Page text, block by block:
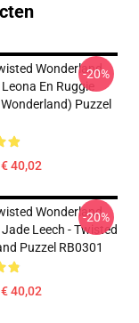
Wonderland
En Ruggie
Puzzel
40,02
-20%
Wonderland
Jade Leech - Twisted
Puzzel RB0301
40,02
-20%